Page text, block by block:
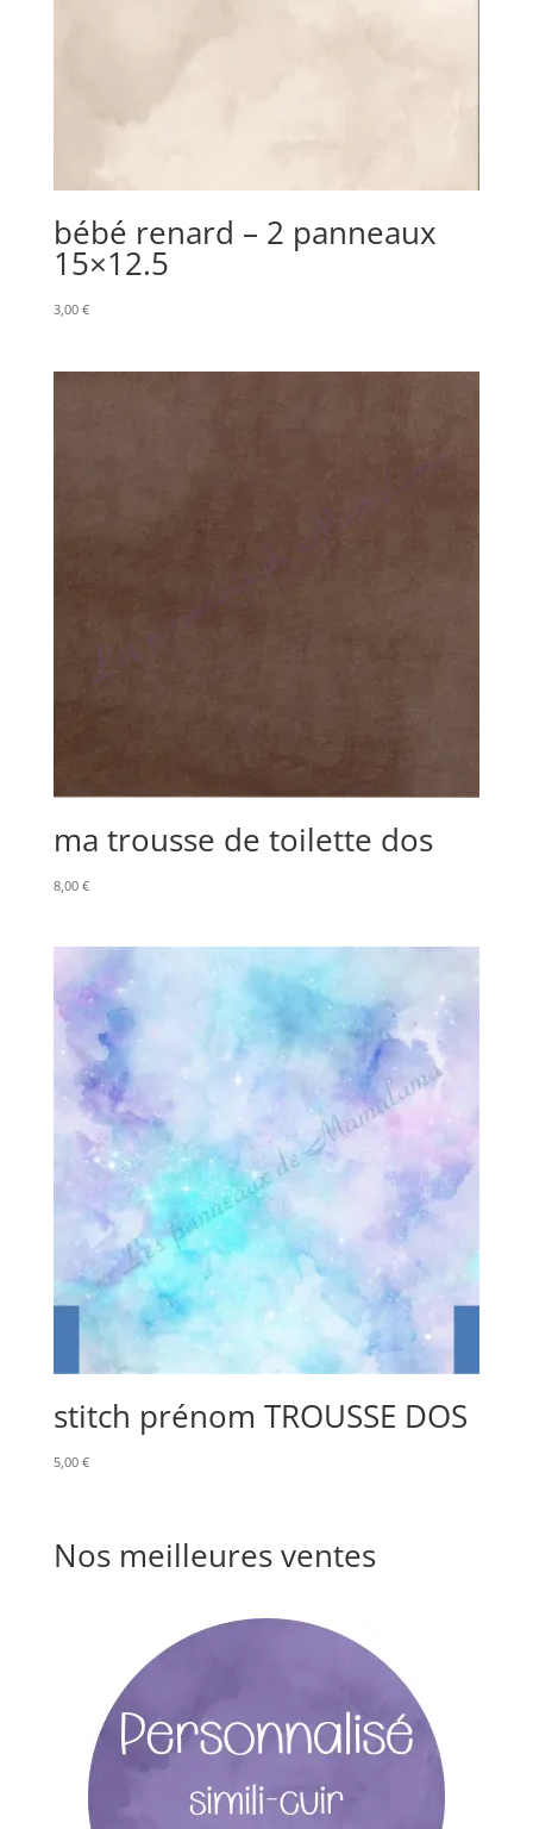
bébé renard – 2 panneaux
15×12.5
3,00 €
ma trousse de toilette dos
8,00 €
stitch prénom TROUSSE DOS
5,00 €
Nos meilleures ventes